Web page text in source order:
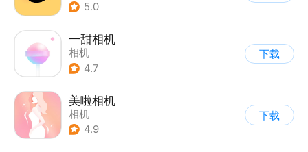
5.0
一甜相机
相机
4.7
下载
美啦相机
相机
4.9
下载